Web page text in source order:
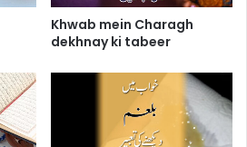
Khwab mein Charagh
dekhnay ki tabeer